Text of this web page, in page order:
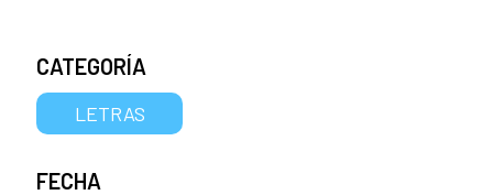
CATEGORÍA
LETRAS
FECHA